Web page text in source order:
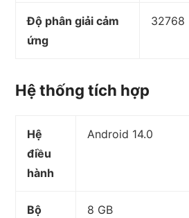
Độ phân giải cảm
ứng
32768
Hệ thống tích hợp
Hệ
điều
hành
Android 14.0
Bộ
8 GB